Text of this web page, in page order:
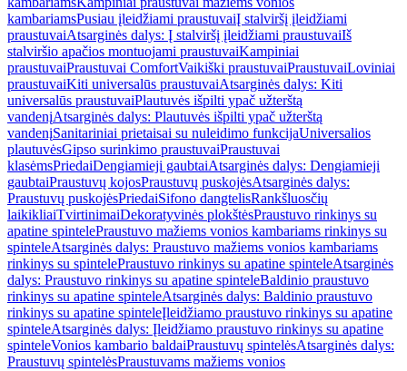
kambariamsPusiau įleidžiami praustuvaiĮ stalviršį įleidžiami
praustuvaiAtsarginės dalys: Į stalviršį įleidžiami praustuvaiIš
stalviršio apačios montuojami praustuvaiKampiniai
praustuvaiPraustuvai ComfortVaikiški praustuvaiPraustuvaiLoviniai
praustuvaiKiti universalūs praustuvaiAtsarginės dalys: Kiti
universalūs praustuvaiPlautuvės išpilti ypač užterštą
vandenįAtsarginės dalys: Plautuvės išpilti ypač užterštą
vandenįSanitariniai prietaisai su nuleidimo funkcijaUniversalios
plautuvėsGipso surinkimo praustuvaiPraustuvai
klasėmsPriedaiDengiamieji gaubtaiAtsarginės dalys: Dengiamieji
gaubtaiPraustuvų kojosPraustuvų puskojėsAtsarginės dalys:
Praustuvų puskojėsPriedaiSifono dangtelisRankšluosčių
laikikliaiTvirtinimaiDekoratyvinės plokštėsPraustuvo rinkinys su
apatine spintelePraustuvo mažiems vonios kambariams rinkinys su
spinteleAtsarginės dalys: Praustuvo mažiems vonios kambariams
rinkinys su spintelePraustuvo rinkinys su apatine spinteleAtsarginės
dalys: Praustuvo rinkinys su apatine spinteleBaldinio praustuvo
rinkinys su apatine spinteleAtsarginės dalys: Baldinio praustuvo
rinkinys su apatine spinteleĮleidžiamo praustuvo rinkinys su apatine
spinteleAtsarginės dalys: Įleidžiamo praustuvo rinkinys su apatine
spinteleVonios kambario baldaiPraustuvų spintelėsAtsarginės dalys:
Praustuvų spintelėsPraustuvams mažiems vonios